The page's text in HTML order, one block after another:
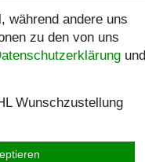
während andere uns
zu den von uns
und
Wunschzustellung